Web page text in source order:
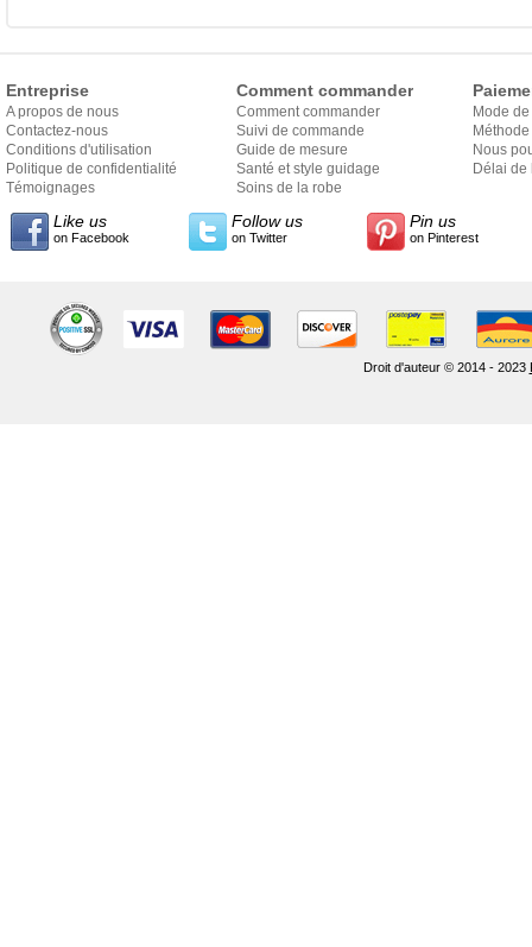
Entreprise
A propos de nous
Contactez-nous
Conditions d'utilisation
Politique de confidentialité
Témoignages
Comment commander
Comment commander
Suivi de commande
Guide de mesure
Santé et style guidage
Soins de la robe
Mode
Nous
Délai de
Like us
on Facebook
Follow us
on Twitter
Pin us
on Pinterest
Droit d'auteur © 2014 - 2023